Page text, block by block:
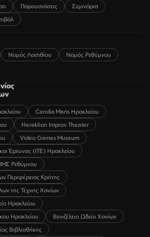
Παρουσιάσεις
Σεμινάρια
Νομός Λασιθίου
Νομός Ρεθύμνου
Candia Maris Ηρακλείου
Heraklion Improv Theater
Video Games Museum
Έρευνας (ΙΤΕ) Ηρακλείου
Ρεθύμνου
Περιφέρειας Κρήτης
της Τέχνης Χανίων
Ηρακλείου
Ηρακλείου
Βενιζέλειο Ωδείο Χανίων
Βιβλιοθήκης